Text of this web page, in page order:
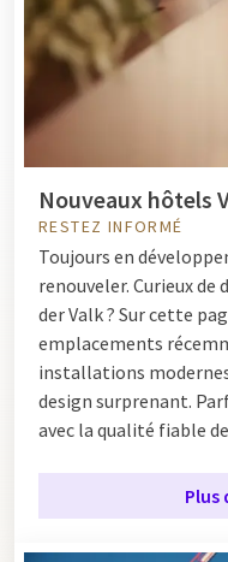
Nouveaux hôtels
RESTEZ INFORMÉ
Toujours en
renouveler. Curieux de
der Valk ? Sur cette
emplacements
installations
design surprenant.
avec la qualité fiable